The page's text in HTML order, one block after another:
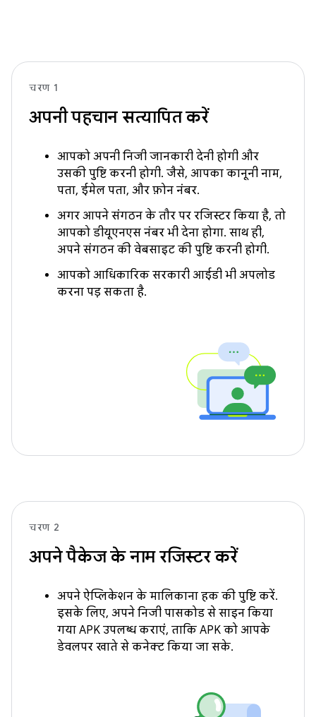
चरण 1
अपनी पहचान सत्यापित करें
आपको अपनी निजी जानकारी देनी होगी और
उसकी पुष्टि करनी होगी. जैसे, आपका कानूनी नाम,
पता, ईमेल पता, और फ़ोन नंबर.
अगर आपने संगठन के तौर पर रजिस्टर किया है, तो
आपको डीयूएनएस नंबर भी देना होगा. साथ ही,
अपने संगठन की वेबसाइट की पुष्टि करनी होगी.
आपको आधिकारिक सरकारी आईडी भी अपलोड
करना पड़ सकता है.
चरण 2
अपने पैकेज के नाम रजिस्टर करें
अपने ऐप्लिकेशन के मालिकाना हक की पुष्टि करें.
इसके लिए, अपने निजी पासकोड से साइन किया
गया APK उपलब्ध कराएं, ताकि APK को आपके
डेवलपर खाते से कनेक्ट किया जा सके.